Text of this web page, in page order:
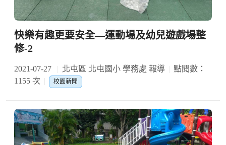
快樂有趣更要安全—運動場及幼兒遊戲場整
修-2
2021-07-27 北屯區 北屯國小 學務處 報導
點閱數：
1155 次
校園新聞